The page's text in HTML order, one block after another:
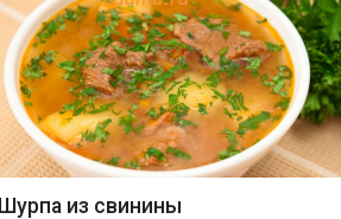
Шурпа из свинины